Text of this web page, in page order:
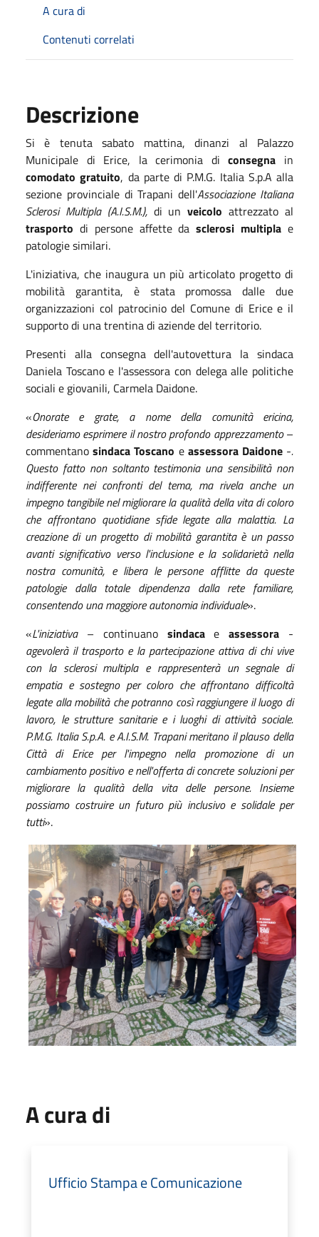
A cura di
Contenuti correlati
Descrizione
Si è tenuta sabato mattina, dinanzi al Palazzo
Municipale di Erice, la cerimonia diconsegna in
comodato gratuito, da parte di P.M.G. Italia S.p.A alla
sezione provinciale di Trapani dell'Associazione Italiana
Sclerosi Multipla (A.I.S.M.), di unveicolo attrezzato al
trasporto di persone affette dasclerosi multipla e
patologie similari.
L'iniziativa, che inaugura un più articolato progetto di
mobilità garantita, è stata promossa dalle due
organizzazioni col patrocinio del Comune di Erice e il
supporto di una trentina di aziende del territorio.
Presenti alla consegna dell'autovettura la sindaca
Daniela Toscano e l'assessora con delega alle politiche
sociali e giovanili, Carmela Daidone.
«Onorate e grate, a nome della comunità ericina,
desideriamo esprimere il nostro profondo apprezzamento–
commentanosindaca Toscano e assessora Daidone-.
Questo fatto non soltanto testimonia una sensibilità non
indifferente nei confronti del tema, ma rivela anche un
impegno tangibile nel migliorare la qualità della vita di coloro
che affrontano quotidiane sfide legate alla malattia. La
creazione di un progetto di mobilità garantita è un passo
avanti significativo verso l'inclusione e la solidarietà nella
nostra comunità, e libera le persone afflitte da queste
patologie dalla totale dipendenza dalla rete familiare,
consentendo una maggiore autonomia individuale».
«L'iniziativa– continuano sindacaeassessora -
agevolerà il trasporto e la partecipazione attiva di chi vive
con la sclerosi multipla e rappresenterà un segnale di
empatia e sostegno per coloro che affrontano difficoltà
legate alla mobilità che potranno così raggiungere il luogo di
lavoro, le strutture sanitarie e i luoghi di attività sociale.
P.M.G. Italia S.p.A. e A.I.S.M. Trapani meritano il plauso della
Città di Erice per l'impegno nella promozione di un
cambiamento positivo e nell'offerta di concrete soluzioni per
migliorare la qualità della vita delle persone. Insieme
possiamo costruire un futuro più inclusivo e solidale per
tutti».
A cura di
Ufficio Stampa e Comunicazione